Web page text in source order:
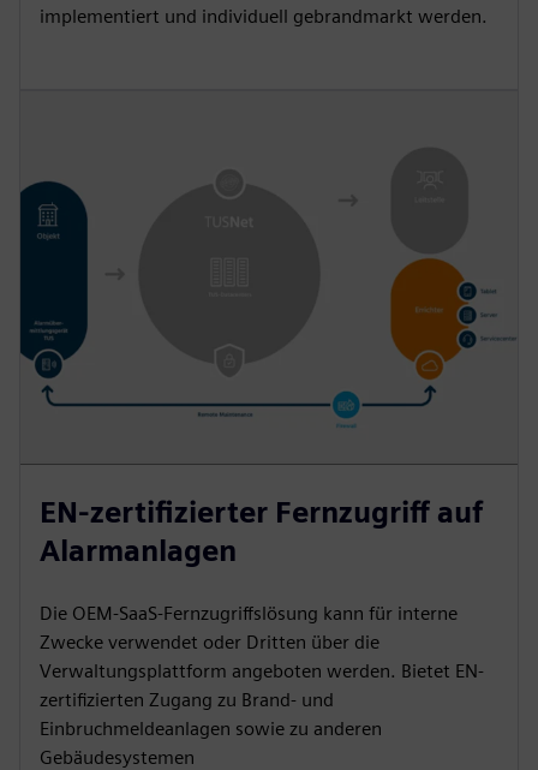
implementiert und individuell gebrandmarkt werden.
EN-zertifizierter Fernzugriff auf
Alarmanlagen
Die OEM-SaaS-Fernzugriffslösung kann für interne
Zwecke verwendet oder Dritten über die
Verwaltungsplattform angeboten werden. Bietet EN-
zertifizierten Zugang zu Brand- und
Einbruchmeldeanlagen sowie zu anderen
Gebäudesystemen